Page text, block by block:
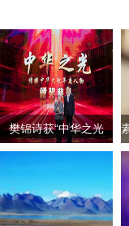
樊锦诗获“中华之光